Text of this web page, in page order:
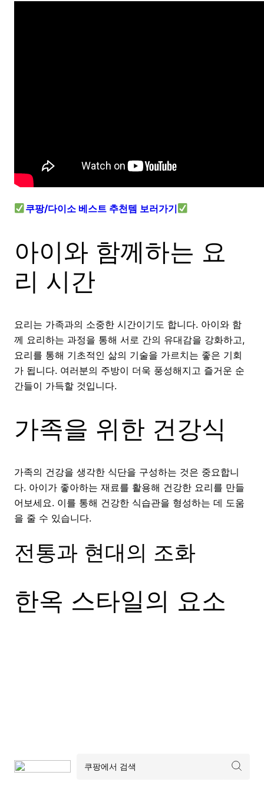
쿠팡/다이소 베스트 추천템 보러가기
아이와 함께하는 요
리 시간
요리는 가족과의 소중한 시간이기도 합니다. 아이와 함
께 요리하는 과정을 통해 서로 간의 유대감을 강화하고,
요리를 통해 기초적인 삶의 기술을 가르치는 좋은 기회
가 됩니다. 여러분의 주방이 더욱 풍성해지고 즐거운 순
간들이 가득할 것입니다.
가족을 위한 건강식
가족의 건강을 생각한 식단을 구성하는 것은 중요합니
다. 아이가 좋아하는 재료를 활용해 건강한 요리를 만들
어보세요. 이를 통해 건강한 식습관을 형성하는 데 도움
을 줄 수 있습니다.
전통과 현대의 조화
한옥 스타일의 요소